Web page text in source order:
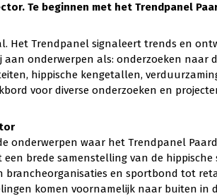
Te beginnen met het Trendpanel
Het Trendpanel signaleert trends en
aan onderwerpen als: onderzoeken naar
hippische kengetallen,
voor diverse onderzoeken en
onderwerpen waar het Trendpanel
een brede samenstelling van de
brancheorganisaties en sportbond tot
komen voornamelijk naar buiten in